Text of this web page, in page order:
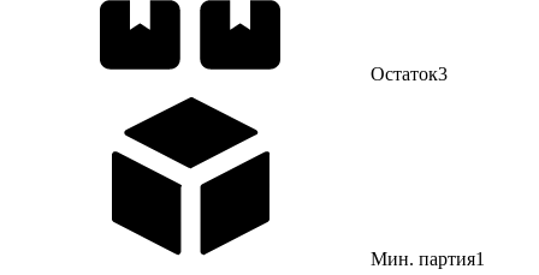
Остаток3
Мин. партия1